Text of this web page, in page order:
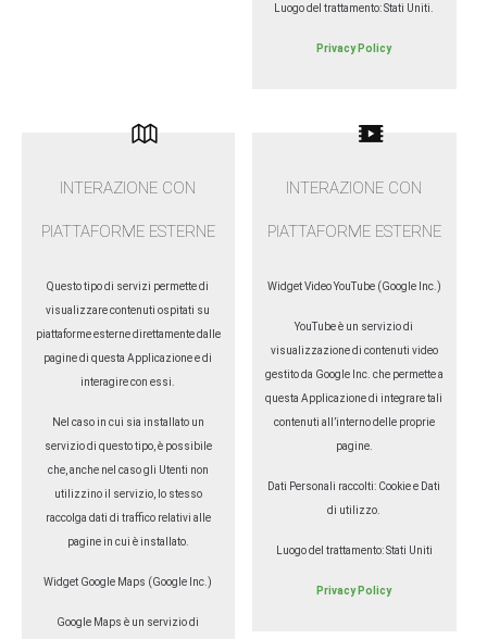
Luogo del trattamento: Stati Uniti.
Privacy Policy
INTERAZIONE CON
PIATTAFORME ESTERNE
Questo tipo di servizi permette di
visualizzare contenuti ospitati su
piattaforme esterne direttamente dalle
pagine di questa Applicazione e di
interagire con essi.
Nel caso in cui sia installato un
servizio di questo tipo, è possibile
che, anche nel caso gli Utenti non
utilizzino il servizio, lo stesso
raccolga dati di traffico relativi alle
pagine in cui è installato.
Widget Google Maps (Google Inc.)
Google Maps è un servizio di
INTERAZIONE CON
PIATTAFORME ESTERNE
Widget Video YouTube (Google Inc.)
YouTube è un servizio di
visualizzazione di contenuti video
gestito da Google Inc. che permette a
questa Applicazione di integrare tali
contenuti all’interno delle proprie
pagine.
Dati Personali raccolti: Cookie e Dati
di utilizzo.
Luogo del trattamento: Stati Uniti
Privacy Policy